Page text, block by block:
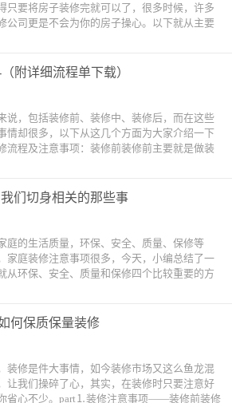
只要将房子装修完就可以了，很多时候，许多
公司更是不会为你的房子操心。以下就从主要
附详细流程单下载）
说，包括装修前、装修中、装修后，而在这些
情却很多，以下从这几个方面为大家介绍一下
流程及注意事项：装修前装修前主要就是做装
们切身相关的那些事
庭的生活质量，环保、安全、质量、保修等
家庭装修注意事项很多，今天，小编总结了一
从环保、安全、质量和保修四个比较重要的方
何保质保量装修
装修是件大事情，如今装修市场又这么鱼龙混
让我们操碎了心，其实，在装修时只要注意好
省心不少。part⒈装修注意事项——装修前装修